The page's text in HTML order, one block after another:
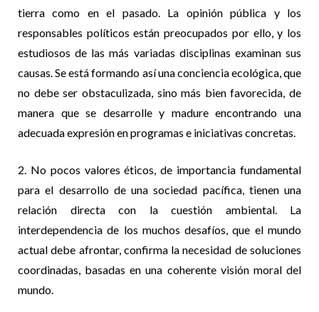
tierra como en el pasado. La opinión pública y los
responsables políticos están preocupados por ello, y los
estudiosos de las más variadas disciplinas examinan sus
causas. Se está formando así una conciencia ecológica, que
no debe ser obstaculizada, sino más bien favorecida, de
manera que se desarrolle y madure encontrando una
adecuada expresión en programas e iniciativas concretas.
2. No pocos valores éticos, de importancia fundamental
para el desarrollo de una sociedad pacífica, tienen una
relación directa con la cuestión ambiental. La
interdependencia de los muchos desafíos, que el mundo
actual debe afrontar, confirma la necesidad de soluciones
coordinadas, basadas en una coherente visión moral del
mundo.